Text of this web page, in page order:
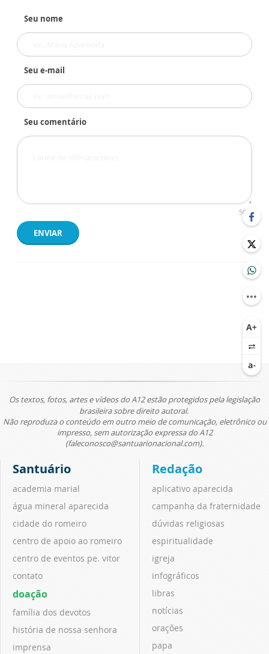
Seu nome
Seu e-mail
Seu comentário
500
ENVIAR
Os textos, fotos, artes e vídeos do A12 estão protegidos pela legislação
brasileira sobre direito autoral.
Não reproduza o conteúdo em outro meio de comunicação, eletrônico ou
impresso, sem autorização expressa do A12
(faleconosco@santuarionacional.com).
Santuário
academia marial
água mineral aparecida
cidade do romeiro
centro de apoio ao romeiro
centro de eventos pe. vitor
contato
doação
família dos devotos
história de nossa senhora
imprensa
Redação
aplicativo aparecida
campanha da fraternidade
dúvidas religiosas
espiritualidade
igreja
infográficos
libras
notícias
orações
papa